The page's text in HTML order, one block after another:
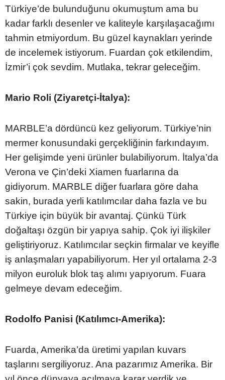
Türkiye’de bulunduğunu okumuştum ama bu
kadar farklı desenler ve kaliteyle karşılaşacağımı
tahmin etmiyordum. Bu güzel kaynakları yerinde
de incelemek istiyorum. Fuardan çok etkilendim,
İzmir’i çok sevdim. Mutlaka, tekrar geleceğim.
Mario Roli (Ziyaretçi-İtalya):
MARBLE’a dördüncü kez geliyorum. Türkiye’nin
mermer konusundaki gerçekliğinin farkındayım.
Her gelişimde yeni ürünler bulabiliyorum. İtalya’da
Verona ve Çin’deki Xiamen fuarlarına da
gidiyorum. MARBLE diğer fuarlara göre daha
sakin, burada yerli katılımcılar daha fazla ve bu
Türkiye için büyük bir avantaj. Çünkü Türk
doğaltaşı özgün bir yapıya sahip. Çok iyi ilişkiler
geliştiriyoruz. Katılımcılar seçkin firmalar ve keyifle
iş anlaşmaları yapabiliyorum. Her yıl ortalama 2-3
milyon euroluk blok taş alımı yapıyorum. Fuara
gelmeye devam edeceğim.
Rodolfo Panisi (Katılımcı-Amerika):
Fuarda, Amerika’da üretimi yapılan kuvars
taşlarını sergiliyoruz. Ana pazarımız Amerika. Bir